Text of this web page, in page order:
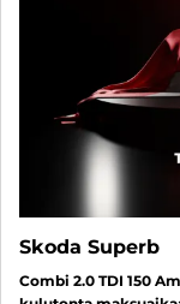
Skoda Superb
Combi 2.0 TDI 150